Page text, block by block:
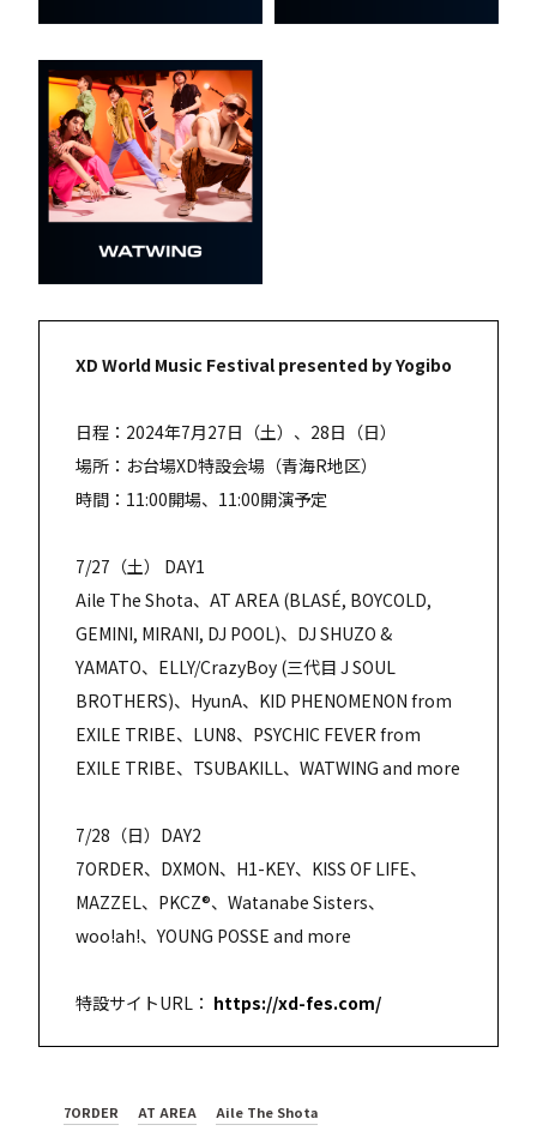
XD World Music Festival presented by Yogibo
日程：2024年7月27日（土）、28日（日）
場所：お台場XD特設会場（青海R地区）
時間：11:00開場、11:00開演予定
7/27（土） DAY1
Aile The Shota、AT AREA (BLASÉ, BOYCOLD,
GEMINI, MIRANI, DJ POOL)、DJ SHUZO &
YAMATO、ELLY/CrazyBoy (三代目 J SOUL
BROTHERS)、HyunA、KID PHENOMENON from
EXILE TRIBE、LUN8、PSYCHIC FEVER from
EXILE TRIBE、TSUBAKILL、WATWING and more
7/28（日）DAY2
7ORDER、DXMON、H1-KEY、KISS OF LIFE、
MAZZEL、PKCZ®、Watanabe Sisters、
woo!ah!、YOUNG POSSE and more
特設サイトURL： https://xd-fes.com/
7ORDER AT AREA Aile The Shota